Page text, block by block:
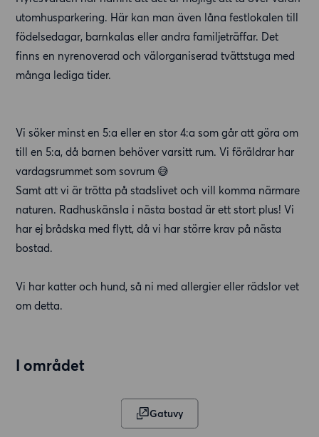
utomhusparkering. Här kan man även låna festlokalen till
födelsedagar, barnkalas eller andra familjeträffar. Det
finns en nyrenoverad och välorganiserad tvättstuga med
många lediga tider.
Vi söker minst en 5:a eller en stor 4:a som går att göra om
till en 5:a, då barnen behöver varsitt rum. Vi föräldrar har
vardagsrummet som sovrum 😅
Samt att vi är trötta på stadslivet och vill komma närmare
naturen. Radhuskänsla i nästa bostad är ett stort plus! Vi
har ej brådska med flytt, då vi har större krav på nästa
bostad.
Vi har katter och hund, så ni med allergier eller rädslor vet
om detta.
I området
Gatuvy